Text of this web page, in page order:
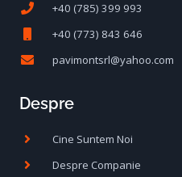
+40 (785) 399 993
+40 (773) 843 646
pavimontsrl@yahoo.com
Despre
Cine Suntem Noi
Despre Companie